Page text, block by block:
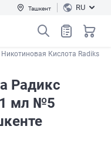
Ташкент RU
Никотиновая Кислота Radiks
Радикс
1 мл №5